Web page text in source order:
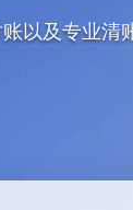
以及专业清